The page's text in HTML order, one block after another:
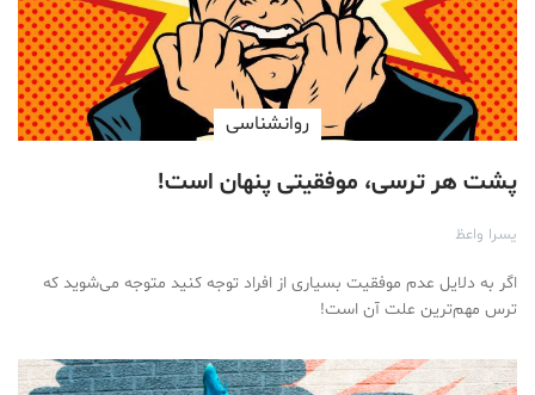
روانشناسی
پشت هر ترسی، موفقیتی پنهان است!
یسرا واعظ
اگر به دلایل عدم موفقیت بسیاری از افراد توجه کنید متوجه می‌شوید که
ترس مهم‌ترین علت آن است!